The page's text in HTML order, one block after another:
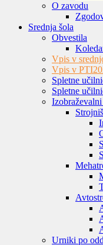
O zavodu
Srednja šola
Obvestila
Vpis v
Vpis v PTI
Spletne
Spletne
Urniki po